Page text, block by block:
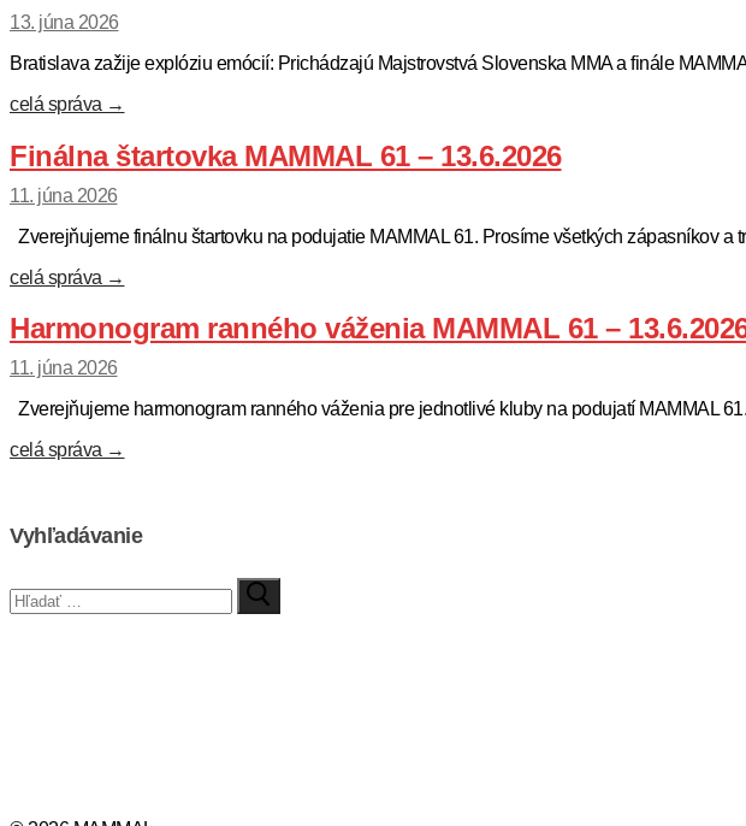
13. júna 2026
Bratislava zažije explóziu emócií: Prichádzajú Majstrovstvá Slovenska MMA a finále
celá správa →
Finálna štartovka MAMMAL 61 – 13.6.2026
11. júna 2026
Zverejňujeme finálnu štartovku na podujatie MAMMAL 61. Prosíme všetkých zápasníkov
celá správa →
Harmonogram ranného váženia MAMMAL 61 –
11. júna 2026
Zverejňujeme harmonogram ranného váženia pre jednotlivé kluby na podujatí MAMMAL
celá správa →
príspevkov
Vyhľadávanie
Hľadať: